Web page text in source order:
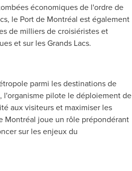
économiques de l'ordre de
le Port de Montréal est également
de milliers de croisiéristes et
et sur les Grands Lacs.
parmi les destinations de
l'organisme pilote le déploiement de
aux visiteurs et maximiser les
Montréal joue un rôle prépondérant
sur les enjeux du